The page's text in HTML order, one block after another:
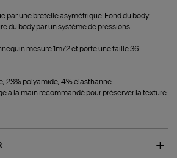
par une bretelle asymétrique. Fond du body
du body par un système de pressions.
mesure 1m72 et porte une taille 36.
23% polyamide, 4% élasthanne.
à la main recommandé pour préserver la texture